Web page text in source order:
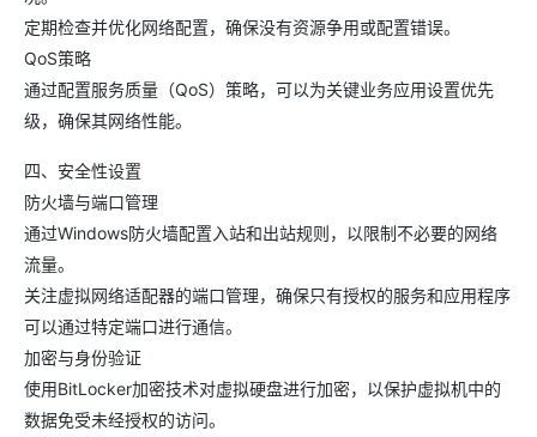
定期检查并优化网络配置，确保没有资源争用或配置错误。
QoS策略
通过配置服务质量（QoS）策略，可以为关键业务应用设置优先
级，确保其网络性能。
四、安全性设置
防火墙与端口管理
通过Windows防火墙配置入站和出站规则，以限制不必要的网络
流量。
关注虚拟网络适配器的端口管理，确保只有授权的服务和应用程序
可以通过特定端口进行通信。
加密与身份验证
使用BitLocker加密技术对虚拟硬盘进行加密，以保护虚拟机中的
数据免受未经授权的访问。